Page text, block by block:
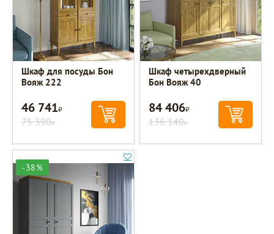
Шкаф для посуды Бон
Вояж 222
46 741Р
75 390Р
Шкаф четырехдверный
Бон Вояж 40
84 406Р
136 140Р
-38%